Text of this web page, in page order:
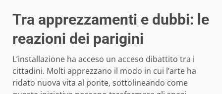
Tra apprezzamenti e dubbi: le
reazioni dei parigini
L’installazione ha acceso un acceso dibattito tra i
cittadini. Molti apprezzano il modo in cui l’arte ha
ridato nuova vita al ponte, sottolineando come